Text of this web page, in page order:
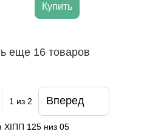
Купить
еще 16 товаров
1 из 2 Вперед